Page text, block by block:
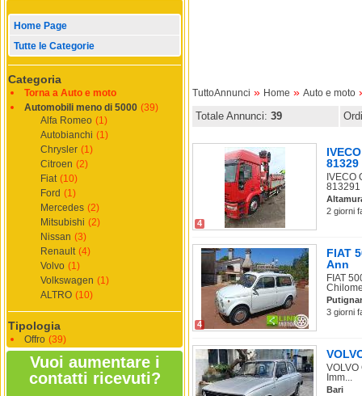
Home Page
Tutte le Categorie
Categoria
Torna a Auto e moto
Automobili meno di 5000 (39)
Alfa Romeo (1)
Autobianchi (1)
Chrysler (1)
Citroen (2)
Fiat (10)
Ford (1)
Mercedes (2)
Mitsubishi (2)
Nissan (3)
Renault (4)
Volvo (1)
Volkswagen (1)
ALTRO (10)
Tipologia
Offro (39)
Vuoi aumentare i
contatti ricevuti?
TuttoAnnunci » Home » Auto e moto
Totale Annunci: 39
4
81329
IVECO
813291
2 giorni
4
FIAT
Ann
FIAT
3 giorni
Imm...
Bari